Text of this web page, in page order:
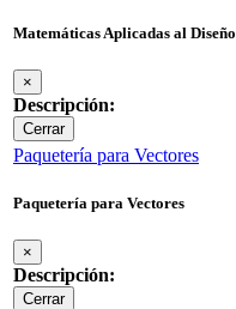
Matemáticas Aplicadas al Diseño
×
Descripción:
Cerrar
Paquetería para Vectores
Paquetería para Vectores
×
Descripción:
Cerrar